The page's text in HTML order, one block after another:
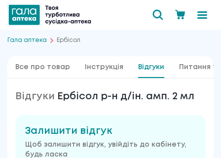
Гала аптека Ербісол
Все про товар Інструкція Відгуки Питання та
Відгуки Ербісол р-н д/ін. амп. 2 мл
Залишити відгук
Щоб залишити відгук, увійдіть до кабінету,
будь ласка